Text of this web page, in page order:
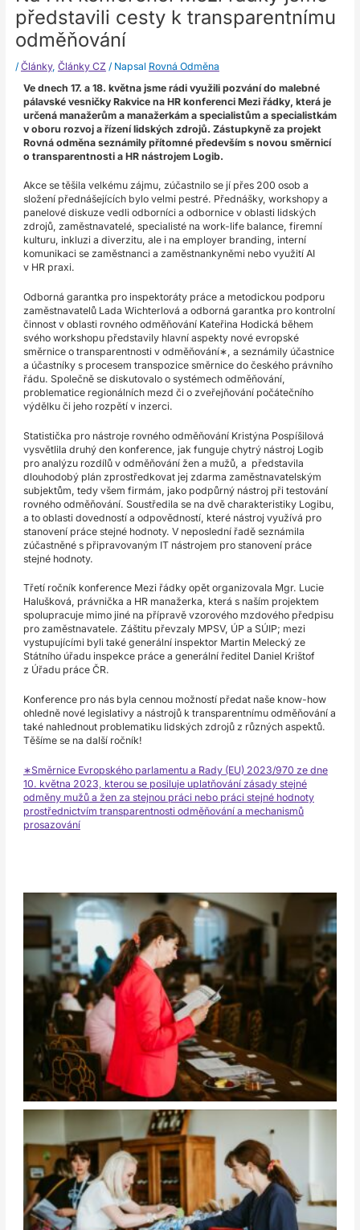
představili cesty k transparentnímu
odměňování
/ Články, Články CZ / Napsal Rovná Odměna
Ve dnech 17. a 18. května jsme rádi využili pozvání do malebné
pálavské vesničky Rakvice na HR konferenci Mezi řádky, která je
určená manažerům a manažerkám a specialistům a specialistkám
v oboru rozvoj a řízení lidských zdrojů. Zástupkyně za projekt
Rovná odměna seznámily přítomné především s novou směrnicí
o transparentnosti a HR nástrojem Logib.
Akce se těšila velkému zájmu, zúčastnilo se jí přes 200 osob a
složení přednášejících bylo velmi pestré. Přednášky, workshopy a
panelové diskuze vedli odborníci a odbornice v oblasti lidských
zdrojů, zaměstnavatelé, specialisté na work-life balance, firemní
kulturu, inkluzi a diverzitu, ale i na employer branding, interní
komunikaci se zaměstnanci a zaměstnankyněmi nebo využití AI
v HR praxi.
Odborná garantka pro inspektoráty práce a metodickou podporu
zaměstnavatelů Lada Wichterlová a odborná garantka pro kontrolní
činnost v oblasti rovného odměňování Kateřina Hodická během
svého workshopu představily hlavní aspekty nové evropské
směrnice o transparentnosti v odměňování∗, a seznámily účastnice
a účastníky s procesem transpozice směrnice do českého právního
řádu. Společně se diskutovalo o systémech odměňování,
problematice regionálních mezd či o zveřejňování počátečního
výdělku či jeho rozpětí v inzerci.
Statistička pro nástroje rovného odměňování Kristýna Pospíšilová
vysvětlila druhý den konference, jak funguje chytrý nástroj Logib
pro analýzu rozdílů v odměňování žen a mužů, a představila
dlouhodobý plán zprostředkovat jej zdarma zaměstnavatelským
subjektům, tedy všem firmám, jako podpůrný nástroj při testování
rovného odměňování. Soustředila se na dvě charakteristiky Logibu,
a to oblasti dovedností a odpovědností, které nástroj využívá pro
stanovení práce stejné hodnoty. V neposlední řadě seznámila
zúčastněné s připravovaným IT nástrojem pro stanovení práce
stejné hodnoty.
Třetí ročník konference Mezi řádky opět organizovala Mgr. Lucie
Halušková, právnička a HR manažerka, která s naším projektem
spolupracuje mimo jiné na přípravě vzorového mzdového předpisu
pro zaměstnavatele. Záštitu převzaly MPSV, ÚP a SÚIP; mezi
vystupujícími byli také generální inspektor Martin Melecký ze
Státního úřadu inspekce práce a generální ředitel Daniel Krištof
z Úřadu práce ČR.
Konference pro nás byla cennou možností předat naše know-how
ohledně nové legislativy a nástrojů k transparentnímu odměňování a
také nahlednout problematiku lidských zdrojů z různých aspektů.
Těšíme se na další ročník!
∗Směrnice Evropského parlamentu a Rady (EU) 2023/970 ze dne
10. května 2023, kterou se posiluje uplatňování zásady stejné
odměny mužů a žen za stejnou práci nebo práci stejné hodnoty
prostřednictvím transparentnosti odměňování a mechanismů
prosazování